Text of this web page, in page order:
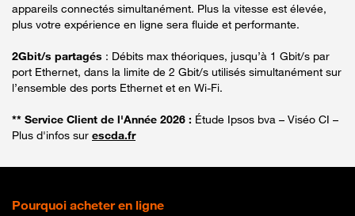
appareils connectés simultanément. Plus la vitesse est élevée,
plus votre expérience en ligne sera fluide et performante.
2Gbit/s partagés : Débits max théoriques, jusqu’à 1 Gbit/s par
port Ethernet, dans la limite de 2 Gbit/s utilisés simultanément sur
l’ensemble des ports Ethernet et en Wi-Fi.
** Service Client de l'Année 2026 : Étude Ipsos bva – Viséo CI –
Plus d'infos sur escda.fr
Pourquoi acheter en ligne